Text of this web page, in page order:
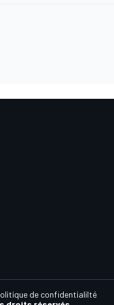
de confidentialilté